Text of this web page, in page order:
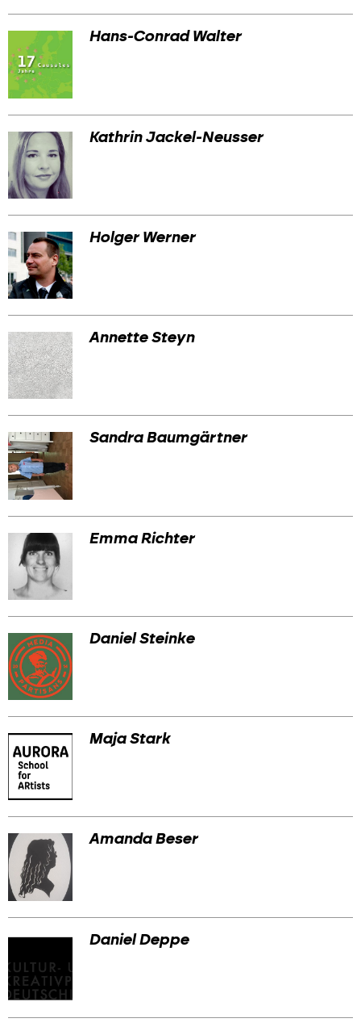
Hans-Conrad Walter
Kathrin Jackel-Neusser
Holger Werner
Annette Steyn
Sandra Baumgärtner
Emma Richter
Daniel Steinke
Maja Stark
Amanda Beser
Daniel Deppe